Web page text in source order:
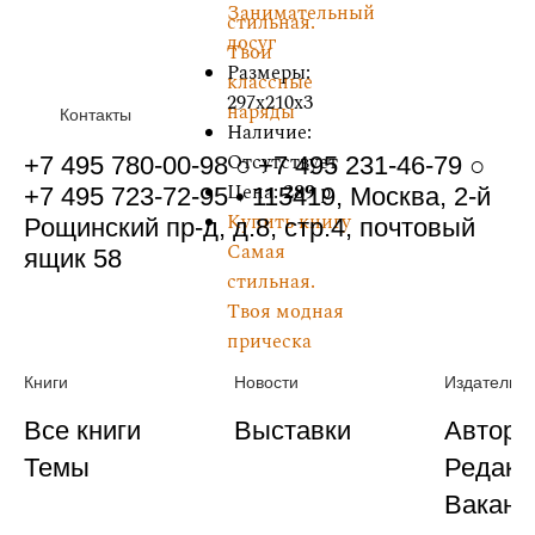
стильная.
Твои
классные
наряды
Занимательный
досуг
Размеры:
297x210x3
Наличие:
Отсутствует
Цена:289р.
Купить книгу
Самая
стильная.
Твоя модная
прическа
Контакты
+7 495 780-00-98 ○ +7 495 231-46-79 ○
+7 495 723-72-95 • 115419, Москва, 2-й
Рощинский пр-д, д.8, стр.4, почтовый
ящик 58
Книги
Все книги
Темы
Новости
Выставки